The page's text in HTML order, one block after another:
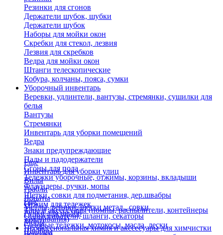
Резинки для сгонов
Держатели шубок, шубки
Держатели шубок
Наборы для мойки окон
Скребки для стекол, лезвия
Лезвия для скребков
Ведра для мойки окон
Штанги телескопические
Кобура, колчаны, пояса, сумки
Уборочный инвентарь
Веревки, удлинтели, вантузы, стремянки, сушилки для
белья
Вантузы
Стремянки
Инвентарь для уборки помещений
Ведра
Знаки предупреждающие
Пады и падодержатели
Сгоны для пола
Тележки уборочные, отжимы, корзины, вкладыши
Флаундеры, ручки, мопы
Щетки, совки для подметания, дер.швабры
Отжим для тележек
Ручки для швабр
Мопы
Швабры
Еще
Инвентарь для уборки улиц
Вилы
Грабли
Лопаты
Метлы, веники, щетки метал., совки
Опрыскиватели, шланги, секаторы
Садовые тележки, мотокосы, масла, лески
Еще
Тара и аксессуары (помпы, распылители, контейнеры
замачивания)
Профессиональная химия и акссесуары для химчистки